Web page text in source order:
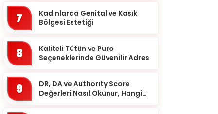
7
Kadınlarda Genital ve Kasık
Bölgesi Estetiği
8
Kaliteli Tütün ve Puro
Seçeneklerinde Güvenilir Adres
9
DR, DA ve Authority Score
Değerleri Nasıl Okunur, Hangi
Bitlis
Bolu
Bursa
Çankırı